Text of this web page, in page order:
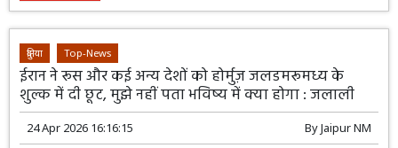
कनकपुरा यार्ड री-मॉडलिंग और हिरनोदा साइडिंग
नई इलेक्ट्रॉनिक इंटरलॉकिंग प्रणाली से मालगाड़ियों का संचालन
सुगम होगा और शंटिंग समय में कमी आएगी। इस आधुनिक
इंफ्रास्ट्रक्चर से लॉजिस्टिक क्षमता और रेल सुरक्षा को नई मजबूती
मिलेगी।